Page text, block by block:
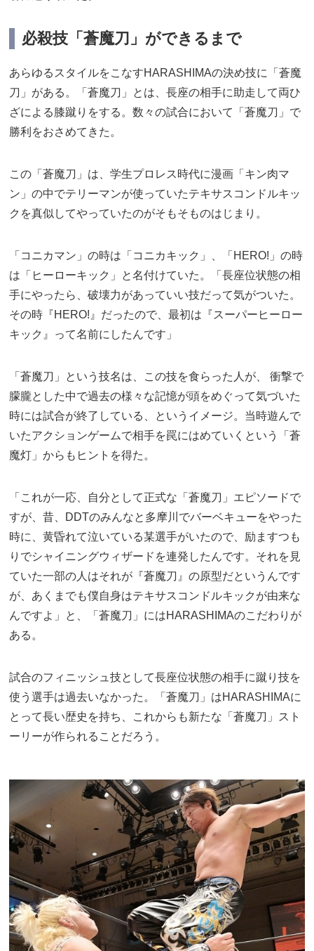
必殺技「蒼魔刀」ができるまで
あらゆるスタイルをこなすHARASHIMAの決め技に「蒼魔
刀」がある。「蒼魔刀」とは、長座の相手に助走して両ひ
ざによる膝蹴りをする。数々の試合において「蒼魔刀」で
勝利をおさめてきた。
この「蒼魔刀」は、学生プロレス時代に漫画「キン肉マ
ン」の中でテリーマンが使っていたテキサスコンドルキッ
クを真似してやっていたのがそもそものはじまり。
「コニカマン」の時は「コニカキック」、「HERO!」の時
は「ヒーローキック」と名付けていた。「長座位状態の相
手にやったら、破壊力があっていい技だって気がついた。
その時『HERO!』だったので、最初は『スーパーヒーロー
キック』って名前にしたんです」
「蒼魔刀」という技名は、この技を食らった人が、 衝撃で
朦朧とした中で過去の様々な記憶が頭をめぐって気づいた
時には試合が終了している、というイメージ。当時遊んで
いたアクションゲームで相手を罠にはめていくという「蒼
魔灯」からもヒントを得た。
「これが一応、自分として正式な「蒼魔刀」エピソードで
すが、昔、DDTのみんなと多摩川でバーベキューをやった
時に、黄昏れて泣いている某選手がいたので、励ますつも
りでシャイニングウィザードを連発したんです。それを見
ていた一部の人はそれが『蒼魔刀』の原型だというんです
が、あくまでも僕自身はテキサスコンドルキックが由来な
んですよ」と、「蒼魔刀」にはHARASHIMAのこだわりが
ある。
試合のフィニッシュ技として長座位状態の相手に蹴り技を
使う選手は過去いなかった。「蒼魔刀」はHARASHIMAに
とって長い歴史を持ち、これからも新たな「蒼魔刀」スト
ーリーが作られることだろう。